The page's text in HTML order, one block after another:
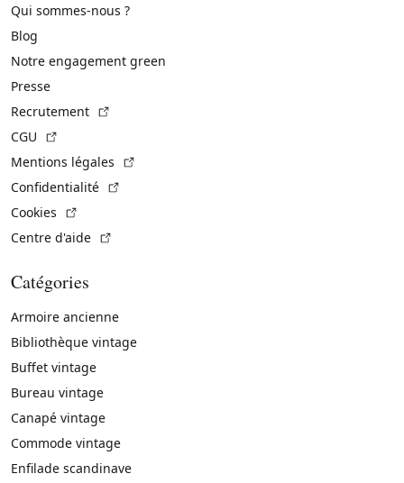
Qui sommes-nous ?
Blog
Notre engagement green
Presse
Recrutement
CGU
Mentions légales
Confidentialité
Cookies
Centre d'aide
Catégories
Armoire ancienne
Bibliothèque vintage
Buffet vintage
Bureau vintage
Canapé vintage
Commode vintage
Enfilade scandinave